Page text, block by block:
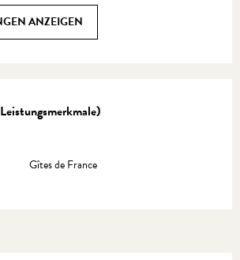
ANZEIGEN
Gîtes de France